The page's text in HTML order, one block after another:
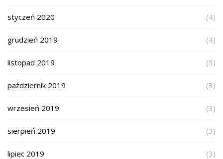
styczeń 2020 (4)
grudzień 2019 (4)
listopad 2019 (3)
październik 2019 (3)
wrzesień 2019 (3)
sierpień 2019 (3)
lipiec 2019 (3)